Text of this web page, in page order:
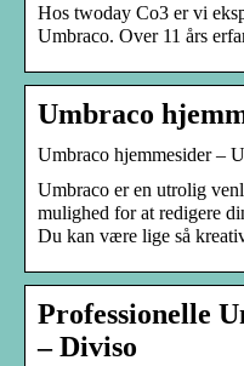
Hos twoday Co3 er vi
Umbraco. Over 11 års
Umbraco
Umbraco hjemmesider –
Umbraco er en utrolig
mulighed for at redigere
Du kan være lige så
Professionelle
– Diviso